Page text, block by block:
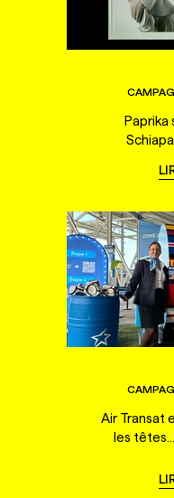
Paprika
Air Transat
les